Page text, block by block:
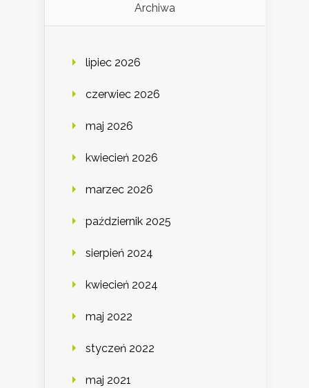
Archiwa
lipiec 2026
czerwiec 2026
maj 2026
kwiecień 2026
marzec 2026
październik 2025
sierpień 2024
kwiecień 2024
maj 2022
styczeń 2022
maj 2021